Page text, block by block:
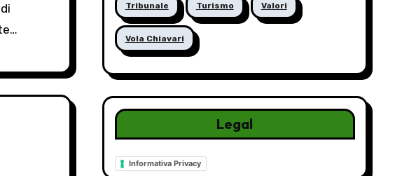
Tribunale Turismo Valori
Vola Chiavari
Legal
Informativa Privacy